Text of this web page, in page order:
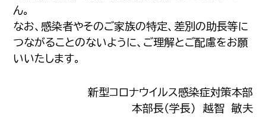
ん。
なお、感染者やそのご家族の特定、差別の助長等に
つながることのないように、ご理解とご配慮をお願
いいたします。
新型コロナウイルス感染症対策本部
本部長（学長） 越智 敏夫